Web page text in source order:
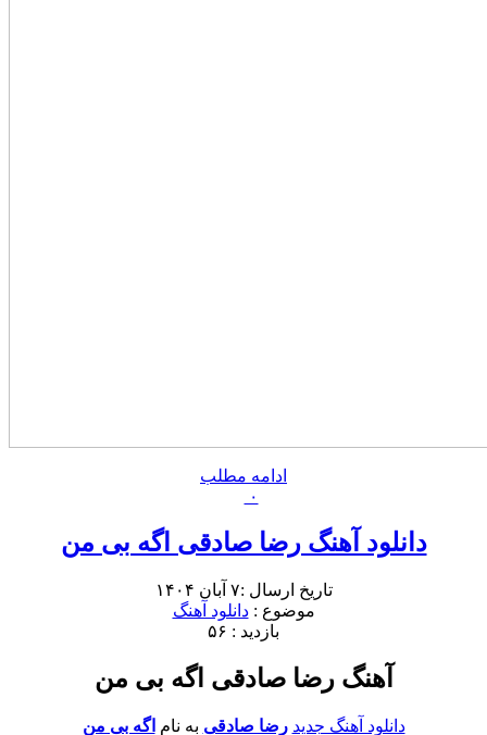
ادامه مطلب
۰
دانلود آهنگ رضا صادقی اگه بی من
تاریخ ارسال :۷ آبان ۱۴۰۴
موضوع :دانلود آهنگ
بازدید : ۵۶
آهنگ رضا صادقی اگه بی من
دانلود آهنگ جدید رضا صادقی به نام اگه بی من